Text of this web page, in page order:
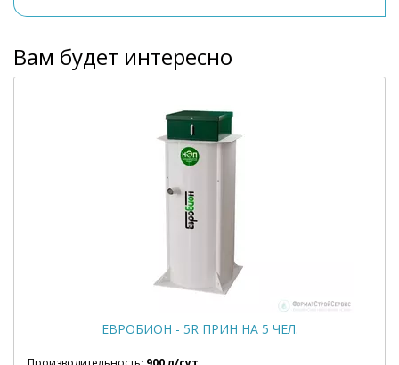
Вам будет интересно
ЕВРОБИОН - 5R ПРИН НА 5 ЧЕЛ.